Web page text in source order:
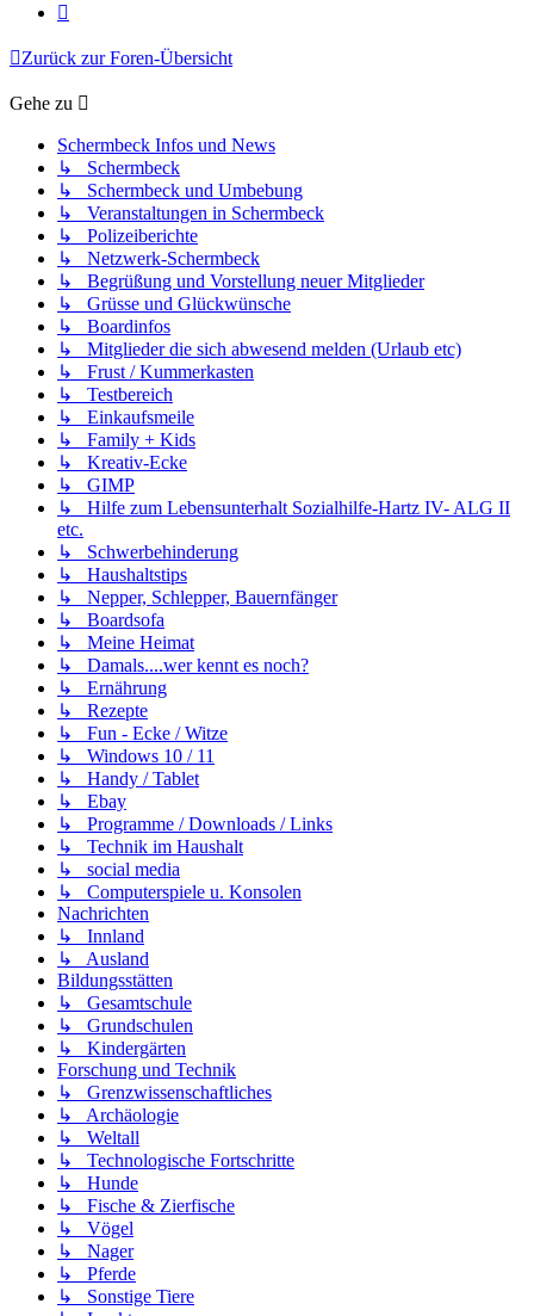
Zurück zur Foren-Übersicht
Gehe zu
Schermbeck Infos und News
↳ Schermbeck
↳ Schermbeck und Umbebung
↳ Veranstaltungen in Schermbeck
↳ Polizeiberichte
↳ Netzwerk-Schermbeck
↳ Begrüßung und Vorstellung neuer Mitglieder
↳ Grüsse und Glückwünsche
↳ Boardinfos
↳ Mitglieder die sich abwesend melden (Urlaub etc)
↳ Frust / Kummerkasten
↳ Testbereich
↳ Einkaufsmeile
↳ Family + Kids
↳ Kreativ-Ecke
↳ GIMP
↳ Hilfe zum Lebensunterhalt Sozialhilfe-Hartz IV- ALG II
etc.
↳ Schwerbehinderung
↳ Haushaltstips
↳ Nepper, Schlepper, Bauernfänger
↳ Boardsofa
↳ Meine Heimat
↳ Damals....wer kennt es noch?
↳ Ernährung
↳ Rezepte
↳ Fun - Ecke / Witze
↳ Windows 10 / 11
↳ Handy / Tablet
↳ Ebay
↳ Programme / Downloads / Links
↳ Technik im Haushalt
↳ social media
↳ Computerspiele u. Konsolen
Nachrichten
↳ Innland
↳ Ausland
Bildungsstätten
↳ Gesamtschule
↳ Grundschulen
↳ Kindergärten
Forschung und Technik
↳ Grenzwissenschaftliches
↳ Archäologie
↳ Weltall
↳ Technologische Fortschritte
↳ Hunde
↳ Fische & Zierfische
↳ Vögel
↳ Nager
↳ Pferde
↳ Sonstige Tiere